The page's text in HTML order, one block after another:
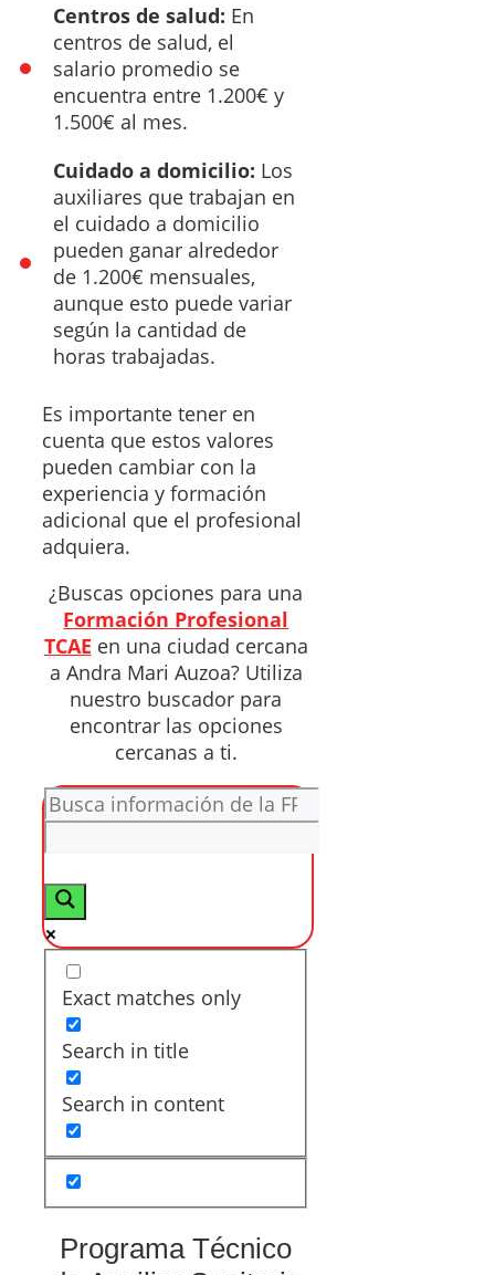
Centros de salud: En
centros de salud, el
salario promedio se
encuentra entre 1.200€ y
1.500€ al mes.
Cuidado a domicilio: Los
auxiliares que trabajan en
el cuidado a domicilio
pueden ganar alrededor
de 1.200€ mensuales,
aunque esto puede variar
según la cantidad de
horas trabajadas.
Es importante tener en
cuenta que estos valores
pueden cambiar con la
experiencia y formación
adicional que el profesional
adquiera.
¿Buscas opciones para una
Formación Profesional
TCAE en una ciudad cercana
a Andra Mari Auzoa? Utiliza
nuestro buscador para
encontrar las opciones
cercanas a ti.
Exact matches only
Search in title
Search in content
Programa Técnico